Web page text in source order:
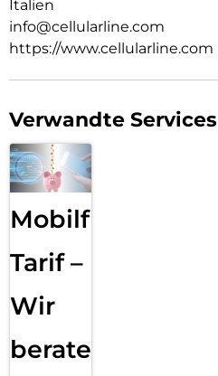
Italien
info@cellularline.com
https://www.cellularline.com
Verwandte Services
Mobilfunk
Tarif –
Wir
beraten